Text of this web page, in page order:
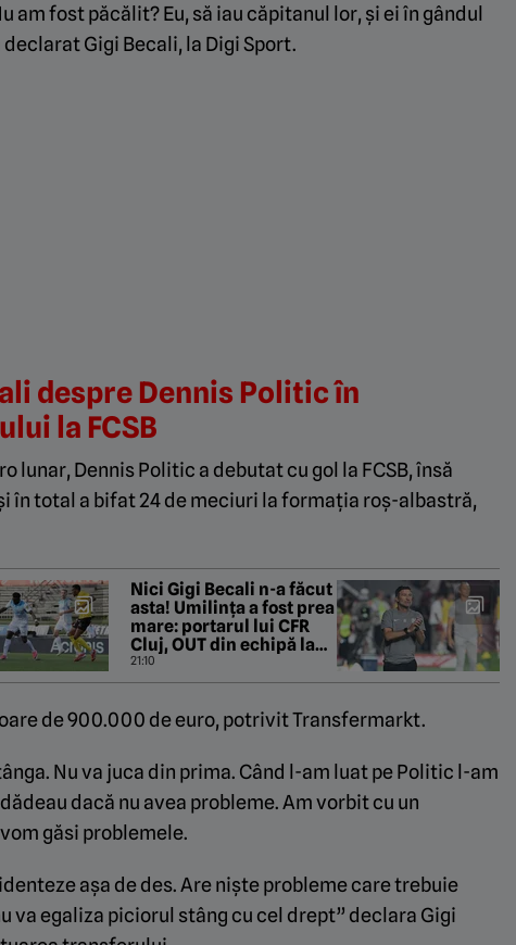
am fost păcălit? Eu, să iau căpitanul lor, și ei în gândul
declarat Gigi Becali, la Digi Sport.
despre Dennis Politic în
la FCSB
lunar, Dennis Politic a debutat cu gol la FCSB, însă
în total a bifat 24 de meciuri la formația roș-albastră,
Nici Gigi Becali n-a făcut
asta! Umilința a fost prea
mare: portarul lui CFR
Cluj, OUT din echipă la
pauza meciului cu
Tromso!
21:10
de 900.000 de euro, potrivit Transfermarkt.
Nu va juca din prima. Când l-am luat pe Politic l-am
dacă nu avea probleme. Am vorbit cu un
găsi problemele.
așa de des. Are niște probleme care trebuie
va egaliza piciorul stâng cu cel drept” declara Gigi